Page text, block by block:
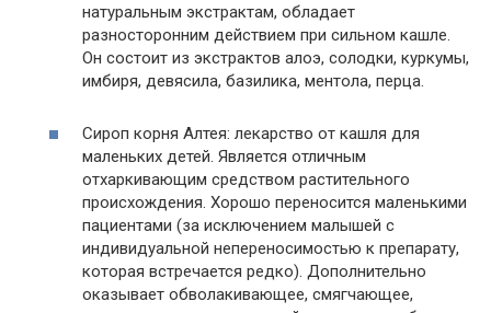
натуральным экстрактам, обладает
разносторонним действием при сильном кашле.
Он состоит из экстрактов алоэ, солодки, куркумы,
имбиря, девясила, базилика, ментола, перца.
Сироп корня Алтея: лекарство от кашля для
маленьких детей. Является отличным
отхаркивающим средством растительного
происхождения. Хорошо переносится маленькими
пациентами (за исключением малышей с
индивидуальной непереносимостью к препарату,
которая встречается редко). Дополнительно
оказывает обволакивающее, смягчающее,